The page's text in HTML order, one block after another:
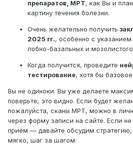
препаратов, МРТ, как Вы и
картину течения болезни.
Очень желательно получить
2025 гг., особенно с
лобно-базальных и
Когда получится, проведите
тестирование, хотя бы базовое.
Вы не одиноки. Вы уже делаете
поверьте, это видно. Если будет
пожалуйста, сканы МРТ, можно в
через форму записи на сайте. Если не
приём — давайте обсудим стратегию,
мягко, шаг за шагом.